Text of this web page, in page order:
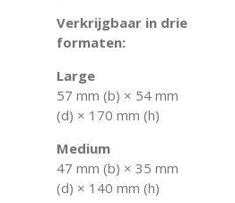
Verkrijgbaar in drie
formaten:
Large
57 mm (b) × 54 mm
(d) × 170 mm (h)
Medium
47 mm (b) × 35 mm
(d) × 140 mm (h)